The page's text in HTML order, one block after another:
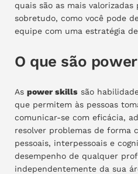
quais são as mais valorizadas
sobretudo, como você pode
equipe com uma estratégia
O que são
As power skills são
que permitem às pessoas
comunicar-se com eficácia,
resolver problemas de forma
pessoais, interpessoais e
desempenho de qualquer
independentemente da sua